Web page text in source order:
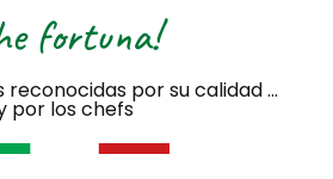
fortuna!
reconocidas por su calidad ...
por los chefs